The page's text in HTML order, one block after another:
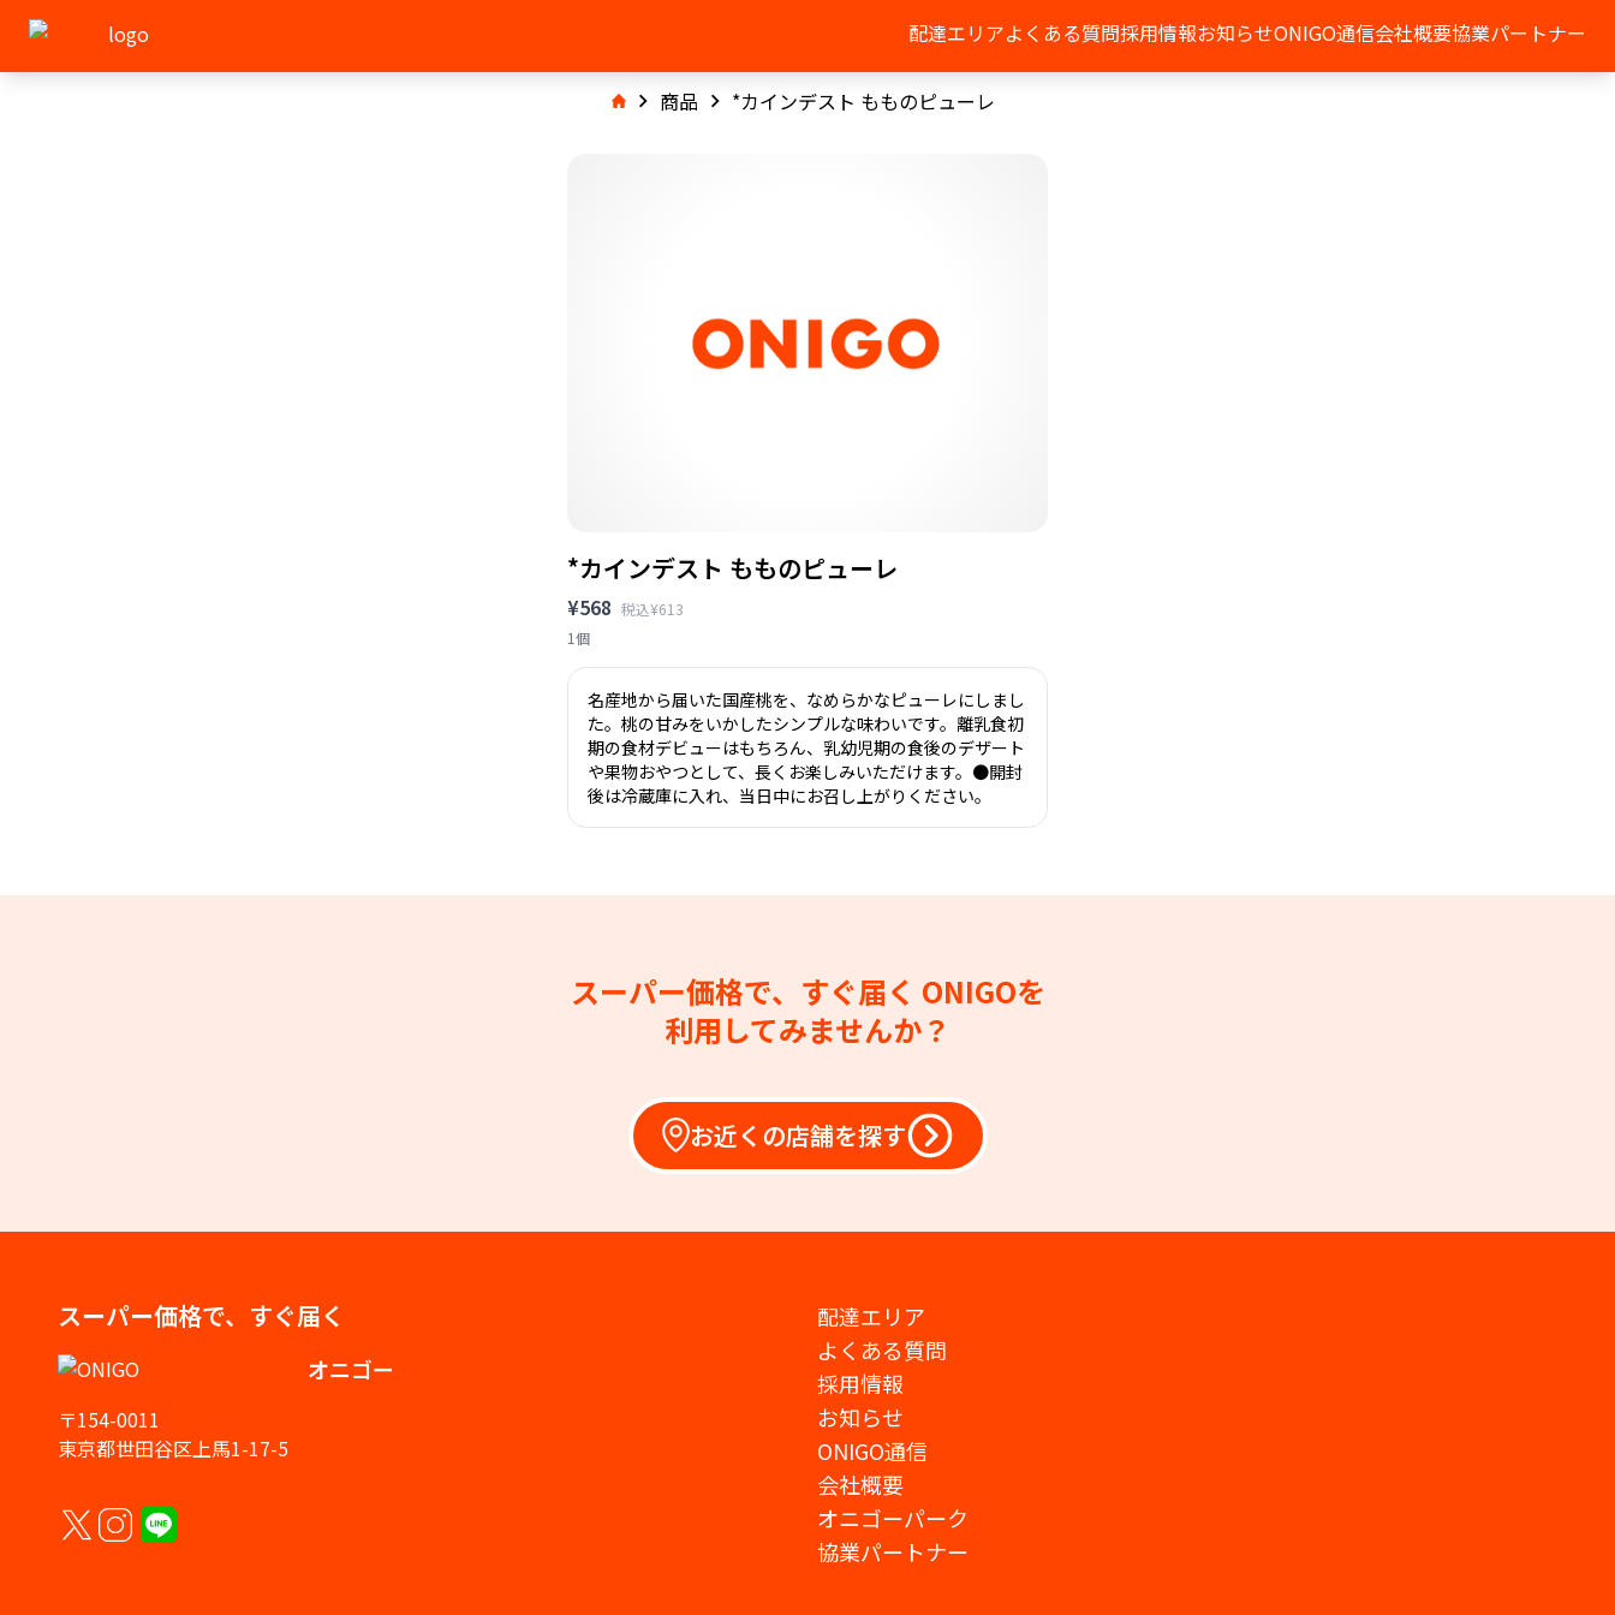
配達エリアよくある質問採用情報お知らせONIGO通信会社概要協業パートナー
商品 *カインデスト もものピューレ
*カインデスト もものピューレ
¥568 税込¥613
1個
名産地から届いた国産桃を、なめらかなピューレにしまし
た。桃の甘みをいかしたシンプルな味わいです。離乳食初
期の食材デビューはもちろん、乳幼児期の食後のデザート
や果物おやつとして、長くお楽しみいただけます。●開封
後は冷蔵庫に入れ、当日中にお召し上がりください。
スーパー価格で、すぐ届く ONIGOを
利用してみませんか？
お近くの店舗を探す
スーパー価格で、すぐ届く
オニゴー
〒154-0011
東京都世田谷区上馬1-17-5
配達エリア
よくある質問
採用情報
お知らせ
ONIGO通信
会社概要
オニゴーパーク
協業パートナー